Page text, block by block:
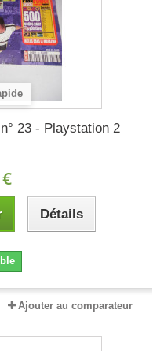
23 - Playstation 2
Détails
Ajouter au comparateur